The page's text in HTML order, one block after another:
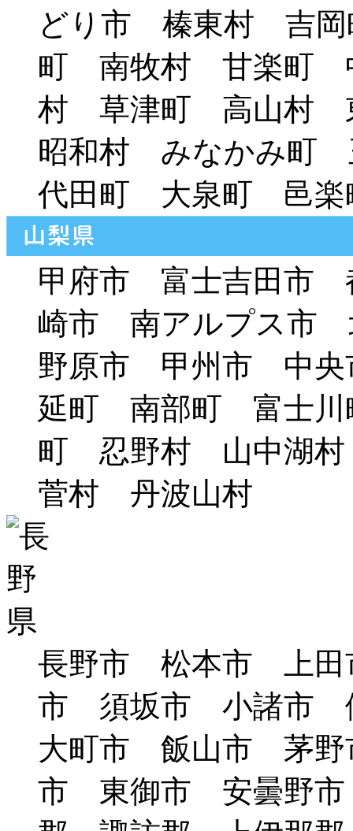
どり市 榛東村 吉
町 南牧村 甘楽町
村 草津町 高山村
昭和村 みなかみ
代田町 大泉町 邑楽
甲府市 富士吉田
崎市 南アルプス
野原市 甲州市 中
延町 南部町 富士
町 忍野村 山中湖
菅村 丹波山村
長野市 松本市 上
市 須坂市 小諸市
大町市 飯山市 茅
市 東御市 安曇野